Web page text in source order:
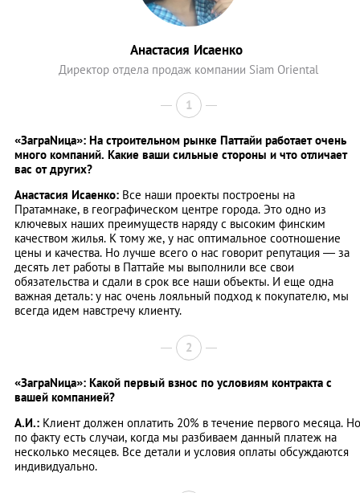
Анастасия Исаенко
Директор отдела продаж компании Siam Oriental
1
«ЗаграNица»: На строительном рынке Паттайи работает очень
много компаний. Какие ваши сильные стороны и что отличает
вас от других?
Анастасия Исаенко: Все наши проекты построены на
Пратамнаке, в географическом центре города. Это одно из
ключевых наших преимуществ наряду с высоким финским
качеством жилья. К тому же, у нас оптимальное соотношение
цены и качества. Но лучше всего о нас говорит репутация — за
десять лет работы в Паттайе мы выполнили все свои
обязательства и сдали в срок все наши объекты. И еще одна
важная деталь: у нас очень лояльный подход к покупателю, мы
всегда идем навстречу клиенту.
2
«ЗаграNица»: Какой первый взнос по условиям контракта с
вашей компанией?
А.И.: Клиент должен оплатить 20% в течение первого месяца. Но
по факту есть случаи, когда мы разбиваем данный платеж на
несколько месяцев. Все детали и условия оплаты обсуждаются
индивидуально.